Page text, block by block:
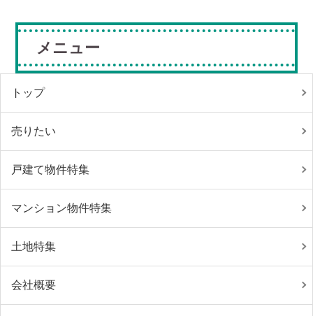
メニュー
トップ
売りたい
戸建て物件特集
マンション物件特集
土地特集
会社概要